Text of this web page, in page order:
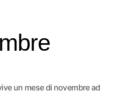
un mese di novembre ad